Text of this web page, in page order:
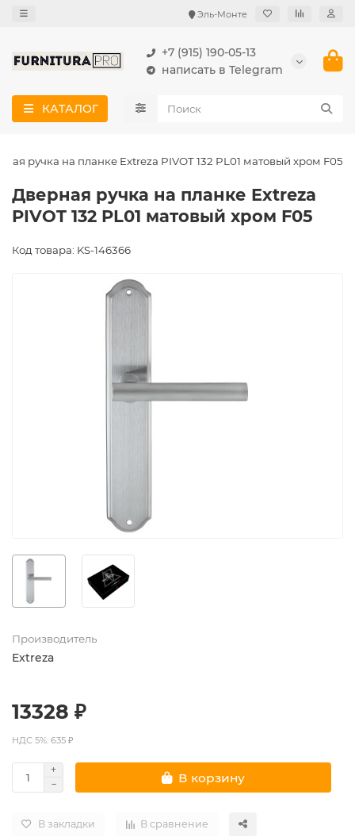
Эль-Монте
+7 (915) 190-05-13
написать в Telegram
КАТАЛОГ
ручка на планке Extreza PIVOT 132 PL01 матовый хром F05
Дверная ручка на планке Extreza
PIVOT 132 PL01 матовый хром F05
Код товара: KS-146366
Производитель
Extreza
13328 ₽
НДС 5%: 635 ₽
В корзину
В закладки В сравнение